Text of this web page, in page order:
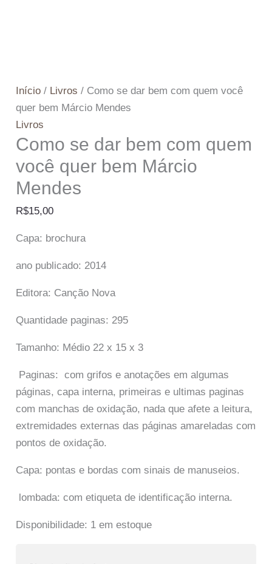
Início / Livros / Como se dar bem com quem você
quer bem Márcio Mendes
Livros
Como se dar bem com quem
você quer bem Márcio
Mendes
R$15,00
Capa: brochura
ano publicado: 2014
Editora: Canção Nova
Quantidade paginas: 295
Tamanho: Médio 22 x 15 x 3
Paginas: com grifos e anotações em algumas
páginas, capa interna, primeiras e ultimas paginas
com manchas de oxidação, nada que afete a leitura,
extremidades externas das páginas amareladas com
pontos de oxidação.
Capa: pontas e bordas com sinais de manuseios.
lombada: com etiqueta de identificação interna.
Disponibilidade: 1 em estoque